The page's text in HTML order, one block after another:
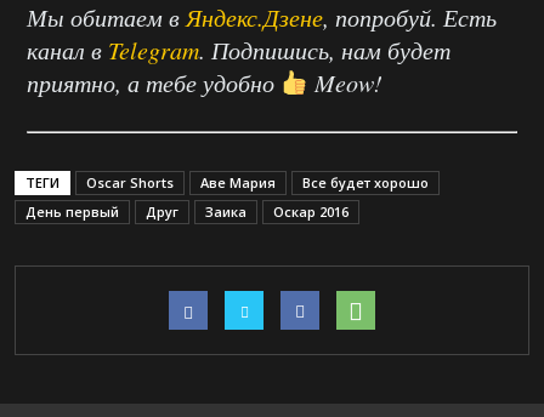
Мы обитаем вЯндекс.Дзене, попробуй. Есть
канал в Telegram. Подпишись, нам будет
приятно, а тебе удобно
Meow!
ТЕГИ Oscar Shorts Аве Мария
Все будет хорошо
День первый
Друг Заика Оскар 2016